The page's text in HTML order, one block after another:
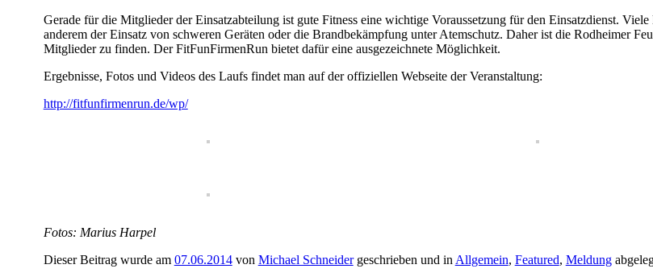
Gerade für die Mitglieder der Einsatzabteilung ist gute Fitness eine wichtige Voraussetzung für den Einsatzdienst.
anderem der Einsatz von schweren Geräten oder die Brandbekämpfung unter Atemschutz. Daher ist die Rodheimer
Mitglieder zu finden. Der FitFunFirmenRun bietet dafür eine ausgezeichnete Möglichkeit.
Ergebnisse, Fotos und Videos des Laufs findet man auf der offiziellen Webseite der Veranstaltung:
http://fitfunfirmenrun.de/wp/
Fotos: Marius Harpel
Dieser Beitrag wurde am 07.06.2014von Michael Schneidergeschrieben und in Allgemein, Featured, Meldung